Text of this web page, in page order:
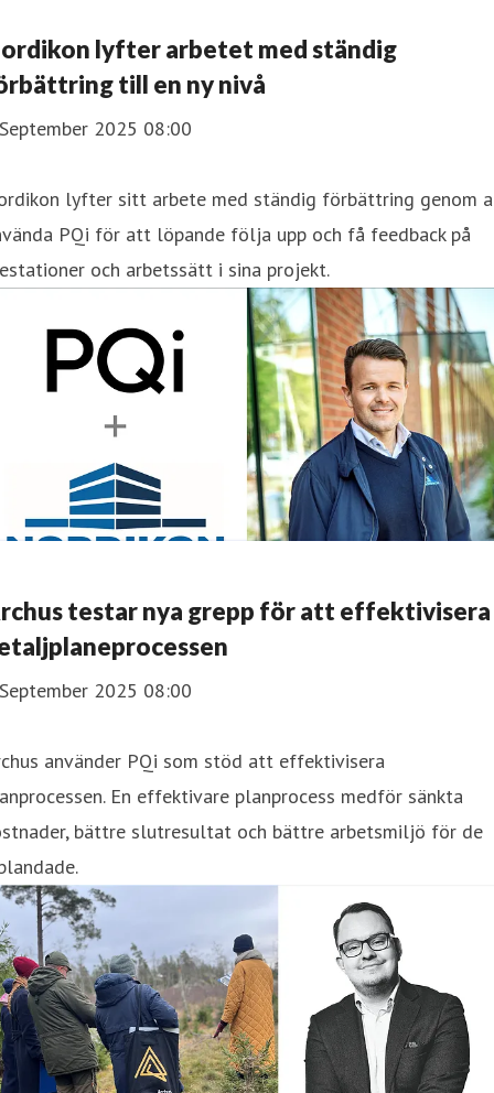
lyfter arbetet med ständig
till en ny nivå
2025 08:00
lyfter sitt arbete med ständig förbättring genom
PQi för att löpande följa upp och få feedback på
och arbetssätt i sina projekt.
testar nya grepp för att effektivisera
2025 08:00
använder PQi som stöd att effektivisera
En effektivare planprocess medför sänkta
bättre slutresultat och bättre arbetsmiljö för de